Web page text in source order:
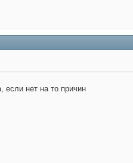
если нет на то причин